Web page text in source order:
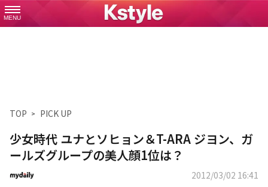
MENU
TOP PICK UP
少女時代 ユナとソヒョン＆T-ARA ジヨン、ガ
ールズグループの美人顔1位は？
2012/03/02 16:41